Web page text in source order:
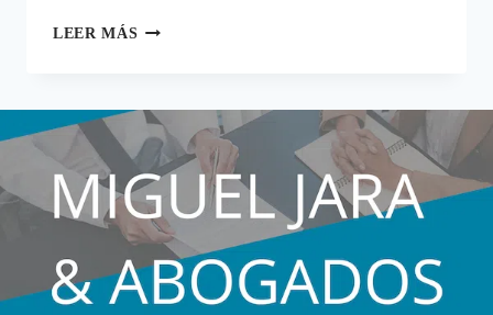
LEER MÁS HACER
O
USARLA
MUCHO
TIEMPO
PUEDE
CAUSAR
PROBLEMAS
RESPIRATORIOS
GRAVES